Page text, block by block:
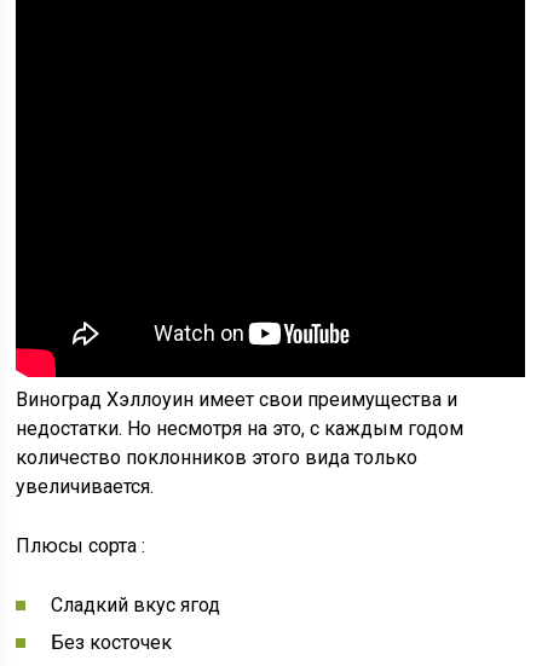
Виноград Хэллоуин имеет свои преимущества и
недостатки. Но несмотря на это, с каждым годом
количество поклонников этого вида только
увеличивается.
Плюсы сорта :
Сладкий вкус ягод
Без косточек